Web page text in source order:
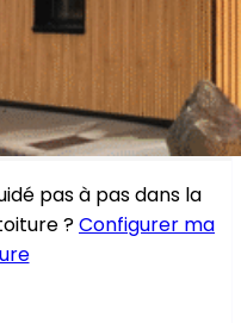
pas à pas dans la
?Configurer ma